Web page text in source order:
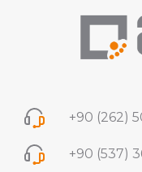
+90 (262)
+90 (537)